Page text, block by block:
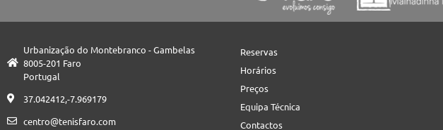
Urbanização do Montebranco - Gambelas
8005-201 Faro
Portugal
37.042412,-7.969179
centro@tenisfaro.com
Reservas
Horários
Preços
Equipa Técnica
Contactos